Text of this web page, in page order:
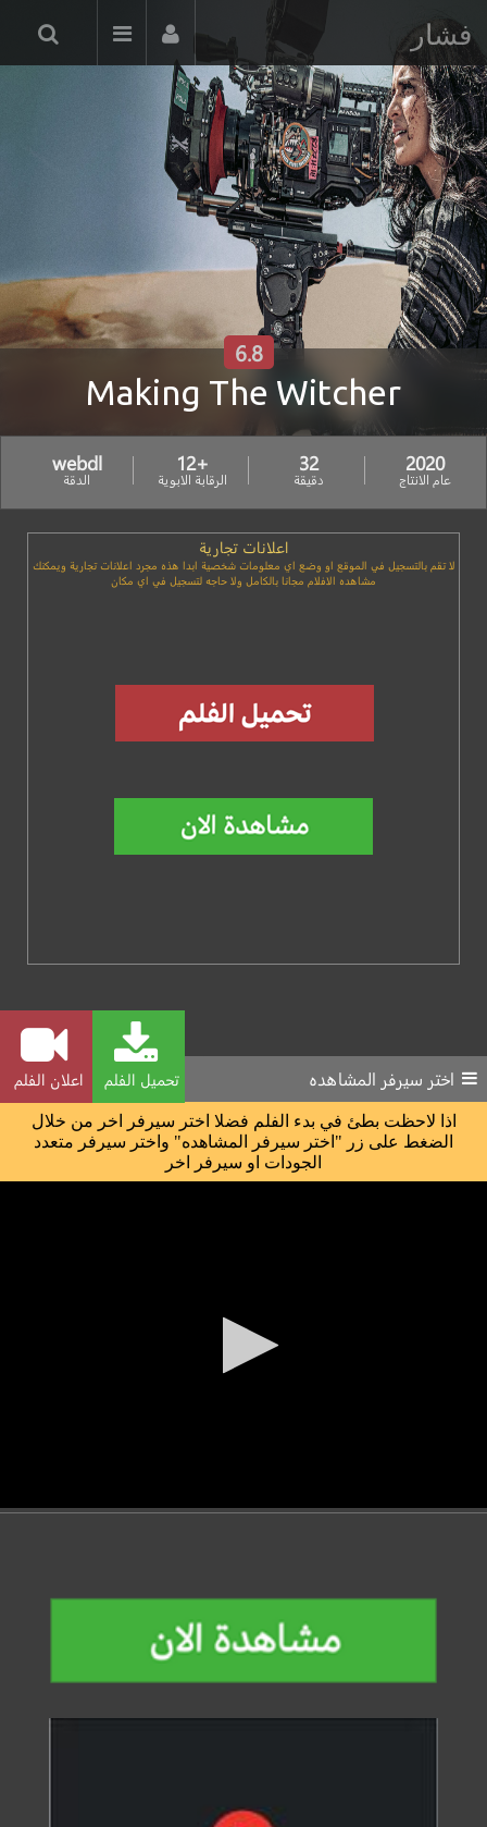
فشار
Making The Witcher
6.8
2020
عام الانتاج
32
دقيقة
+12
الرقابة الابوية
webdl
الدقة
اعلانات تجارية
لا تقم بالتسجيل في الموقع او وضع اي معلومات شخصية ابدا هذه مجرد اعلانات تجارية ويمكنك
مشاهده الافلام مجانا بالكامل ولا حاجه لتسجيل في اي مكان
تحميل الفلم اعلان الفلم اختر سيرفر المشاهده
اذا لاحظت بطئ في بدء الفلم فضلا اختر سيرفر اخر من خلال
الضغط على زر "اختر سيرفر المشاهده" واختر سيرفر متعدد
الجودات او سيرفر اخر